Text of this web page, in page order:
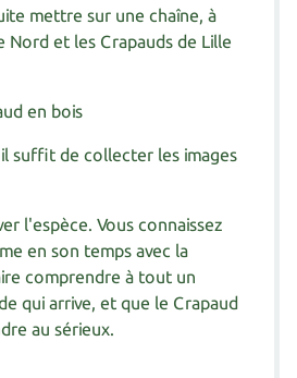
mettre sur une chaîne, à
Nord et les Crapauds de Lille
en bois
suffit de collecter les images
l'espèce. Vous connaissez
en son temps avec la
comprendre à tout un
qui arrive, et que le Crapaud
au sérieux.